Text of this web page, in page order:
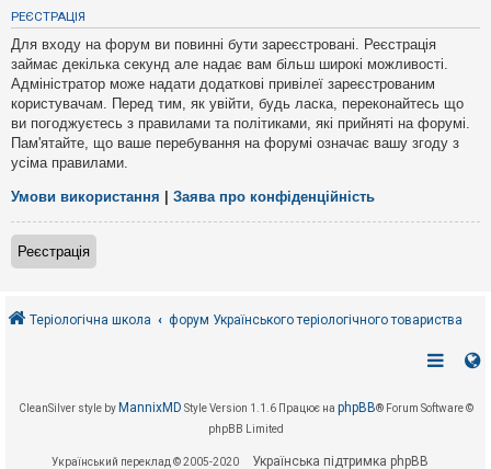
в
і
д
п
о
в
і
д
е
й
к
т
и
в
т
РЕЄСТРАЦІЯ
Для входу на форум ви повинні бути зареєстровані. Реєстрація
займає декілька секунд але надає вам більш широкі можливості.
Адміністратор може надати додаткові привілеї зареєстрованим
користувачам. Перед тим, як увійти, будь ласка, переконайтесь що
ви погоджуєтесь з правилами та політиками, які прийняті на форумі.
Пам'ятайте, що ваше перебування на форумі означає вашу згоду з
усіма правилами.
Умови використання Заява про конфіденційність
Реєстрація
Теріологічна школа форум Українського теріологічного товариства
CleanSilver style by MannixMD Style Version 1.1.6 Працює на phpBB® Forum Software ©
phpBB Limited
Український переклад © 2005-2020 Українська підтримка phpBB